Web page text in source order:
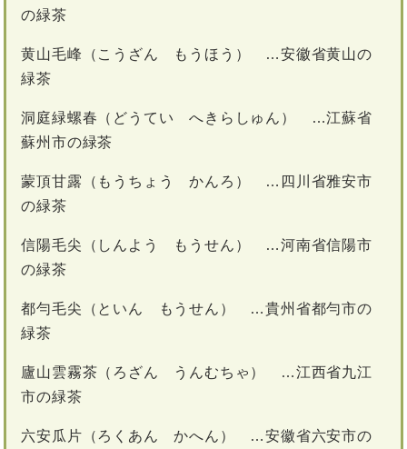
の緑茶
黄山毛峰（こうざん もうほう） …安徽省黄山の
緑茶
洞庭緑螺春（どうてい へきらしゅん） …江蘇省
蘇州市の緑茶
蒙頂甘露（もうちょう かんろ） …四川省雅安市
の緑茶
信陽毛尖（しんよう もうせん） …河南省信陽市
の緑茶
都勻毛尖（といん もうせん） …貴州省都勻市の
緑茶
廬山雲霧茶（ろざん うんむちゃ） …江西省九江
市の緑茶
六安瓜片（ろくあん かへん） …安徽省六安市の